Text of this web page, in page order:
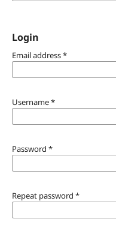
Login
Email address*
Username*
Password *
Repeat password *